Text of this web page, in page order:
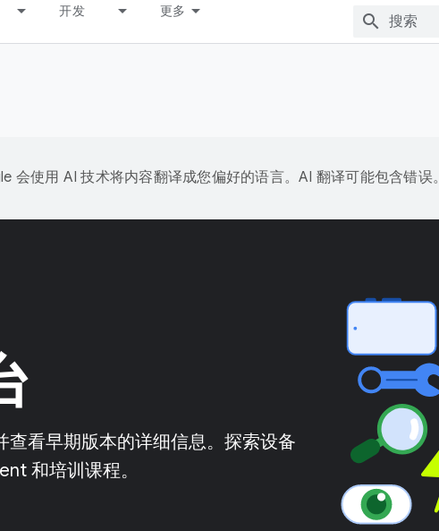
开发 更多
会使用 AI 技术将内容翻译成您偏好的语言。AI 翻译可能包含错误。
看早期版本的详细信息。探索设备
和培训课程。